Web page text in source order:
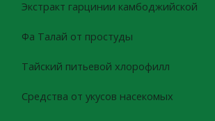
Экстракт гарцинии камбоджийской
Фа Талай от простуды
Тайский питьевой хлорофилл
Средства от укусов насекомых